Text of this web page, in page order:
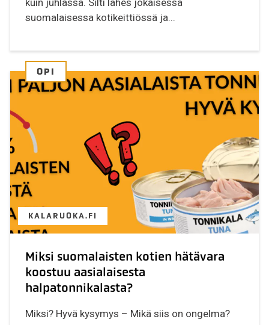
suomalaisessa kotikeittiössä ja...
OPI
KALARUOKA.FI
Miksi suomalaisten kotien hätävara
koostuu aasialaisesta
halpatonnikalasta?
Miksi? Hyvä kysymys – Mikä siis on ongelma?